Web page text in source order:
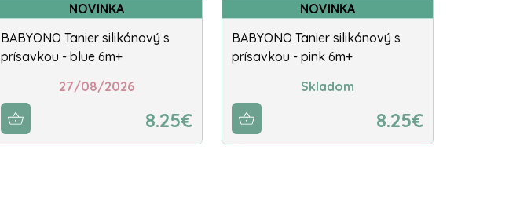
NOVINKA
BABYONO Tanier silikónový s
prísavkou - blue 6m+
27/08/2026
8.25€
NOVINKA
BABYONO Tanier silikónový s
prísavkou - pink 6m+
Skladom
8.25€